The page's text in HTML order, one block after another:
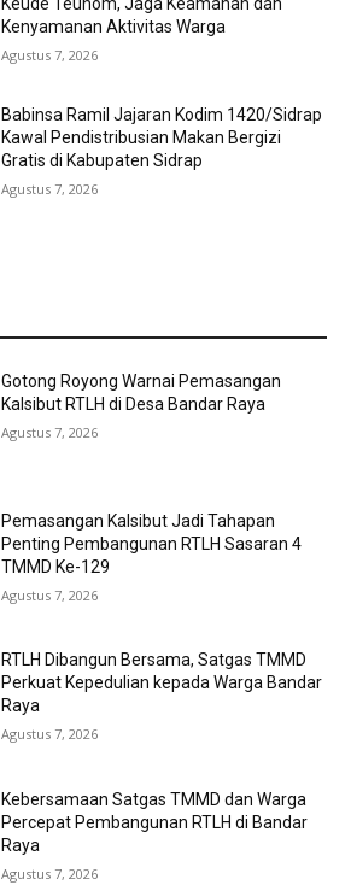
Kenyamanan Aktivitas Warga
Agustus 7, 2026
Babinsa Ramil Jajaran Kodim 1420/Sidrap
Kawal Pendistribusian Makan Bergizi
Gratis di Kabupaten Sidrap
Agustus 7, 2026
Gotong Royong Warnai Pemasangan
Kalsibut RTLH di Desa Bandar Raya
Agustus 7, 2026
Pemasangan Kalsibut Jadi Tahapan
Penting Pembangunan RTLH Sasaran 4
TMMD Ke-129
Agustus 7, 2026
RTLH Dibangun Bersama, Satgas TMMD
Perkuat Kepedulian kepada Warga Bandar
Raya
Agustus 7, 2026
Kebersamaan Satgas TMMD dan Warga
Percepat Pembangunan RTLH di Bandar
Raya
Agustus 7, 2026